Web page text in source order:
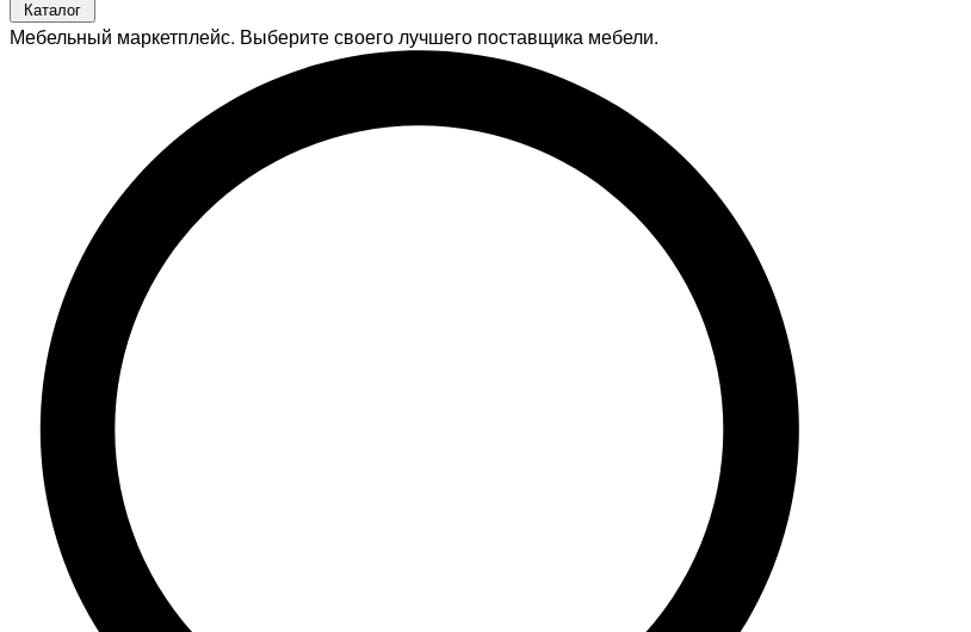
Каталог
Мебельный маркетплейс. Выберите своего лучшего поставщика мебели.